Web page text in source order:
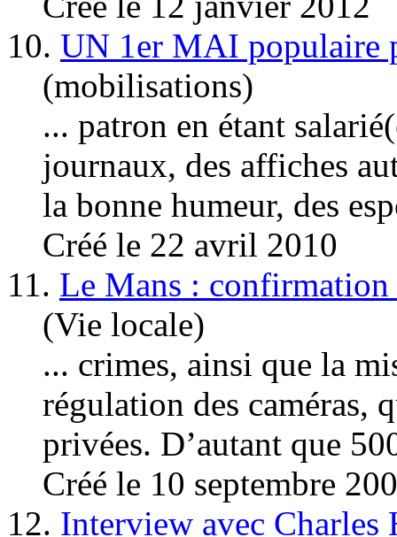
10. UN 1er MAI populaire
(mobilisations)
... patron en étant
journaux, des affiches
la bonne humeur, des
Créé le 22 avril 2010
11. Le Mans :
(Vie locale)
... crimes, ainsi que la
régulation des caméras,
privées. D’autant que
Créé le 10 septembre
12. Interview avec Charles